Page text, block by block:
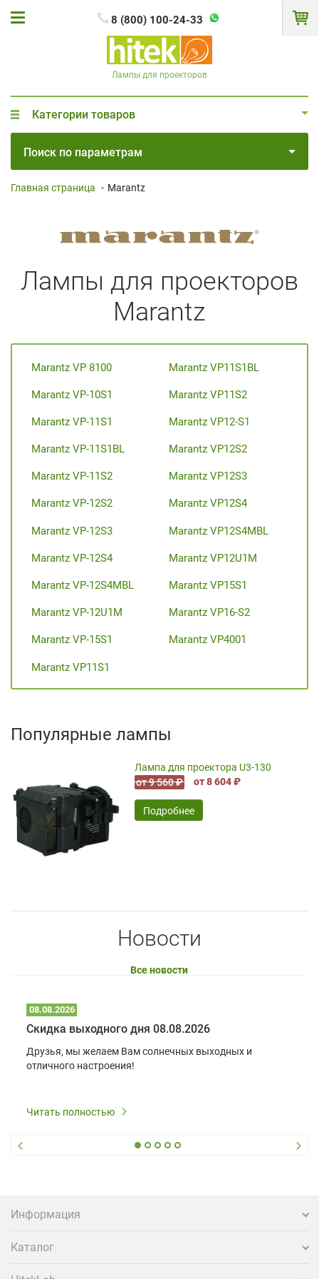
8 (800) 100-24-33
Лампы для проекторов
Категории товаров
Поиск по параметрам
Главная страница - Marantz
Лампы для проекторов
Marantz
Marantz VP 8100
Marantz VP-10S1
Marantz VP-11S1
Marantz VP-11S1BL
Marantz VP-11S2
Marantz VP-12S2
Marantz VP-12S3
Marantz VP-12S4
Marantz VP-12S4MBL
Marantz VP-12U1M
Marantz VP-15S1
Marantz VP11S1
Marantz VP11S1BL
Marantz VP11S2
Marantz VP12-S1
Marantz VP12S2
Marantz VP12S3
Marantz VP12S4
Marantz VP12S4MBL
Marantz VP12U1M
Marantz VP15S1
Marantz VP16-S2
Marantz VP4001
Популярные лампы
Лампа для проектора U3-130
от 9 560 ₽
от 8 604 ₽
Подробнее
Новости
Все новости
08.08.2026
Скидка выходного дня 08.08.2026
Друзья, мы желаем Вам солнечных выходных и
отличного настроения!
Читать полностью
Информация
Каталог